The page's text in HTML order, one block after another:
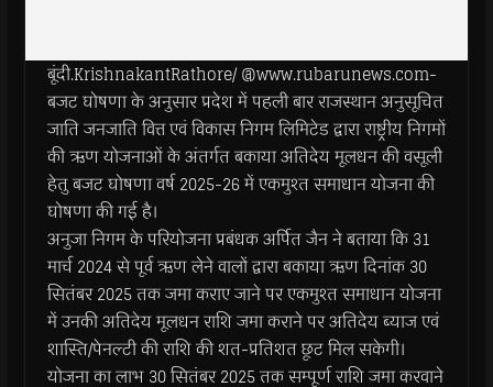
बूंदी.KrishnakantRathore/ @www.rubarunews.com-
बजट घोषणा के अनुसार प्रदेश में पहली बार राजस्थान अनुसूचित
जाति जनजाति वित्त एवं विकास निगम लिमिटेड द्वारा राष्ट्रीय निगमों
की ऋण योजनाओं के अंतर्गत बकाया अतिदेय मूलधन की वसूली
हेतु बजट घोषणा वर्ष 2025-26 में एकमुश्त समाधान योजना की
घोषणा की गई है।
अनुजा निगम के परियोजना प्रबंधक अर्पित जैन ने बताया कि 31
मार्च 2024 से पूर्व ऋण लेने वालों द्वारा बकाया ऋण दिनांक 30
सितंबर 2025 तक जमा कराए जाने पर एकमुश्त समाधान योजना
में उनकी अतिदेय मूलधन राशि जमा कराने पर अतिदेय ब्याज एवं
शास्ति/पेनल्टी की राशि की शत-प्रतिशत छूट मिल सकेगी।
योजना का लाभ 30 सितंबर 2025 तक सम्पूर्ण राशि जमा करवाने